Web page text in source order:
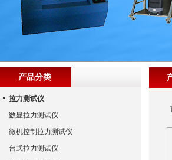
产品分类
拉力测试仪
数显拉力测试仪
微机控制拉力测试仪
台式拉力测试仪